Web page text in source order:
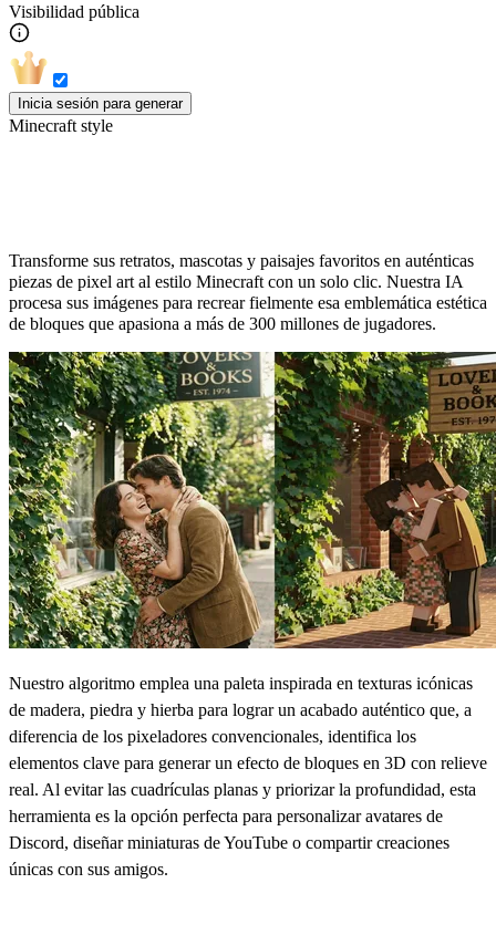
Visibilidad pública
Inicia sesión para generar
Minecraft style
Transforme sus retratos, mascotas y paisajes favoritos en auténticas
piezas de pixel art al estilo Minecraft con un solo clic. Nuestra IA
procesa sus imágenes para recrear fielmente esa emblemática estética
de bloques que apasiona a más de 300 millones de jugadores.
Nuestro algoritmo emplea una paleta inspirada en texturas icónicas
de madera, piedra y hierba para lograr un acabado auténtico que, a
diferencia de los pixeladores convencionales, identifica los
elementos clave para generar un efecto de bloques en 3D con relieve
real. Al evitar las cuadrículas planas y priorizar la profundidad, esta
herramienta es la opción perfecta para personalizar avatares de
Discord, diseñar miniaturas de YouTube o compartir creaciones
únicas con sus amigos.